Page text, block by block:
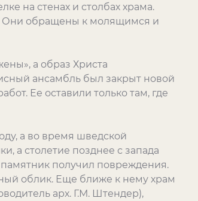
на стенах и столбах храма.
Они обращены к молящимся и
а образ Христа
ансамбль был закрыт новой
Ее оставили только там, где
а во время шведской
а столетие позднее с запада
получил повреждения.
облик. Еще ближе к нему храм
арх. Г.М. Штендер),